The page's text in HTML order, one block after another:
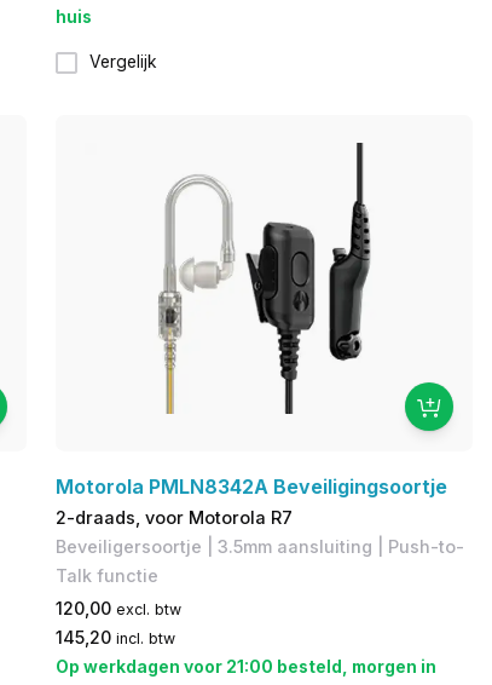
huis
Vergelijk
Motorola PMLN8342A Beveiligingsoortje
2-draads, voor Motorola R7
Beveiligersoortje | 3.5mm aansluiting | Push-to-
Talk functie
120,00 excl. btw
145,20 incl. btw
Op werkdagen voor 21:00 besteld, morgen in